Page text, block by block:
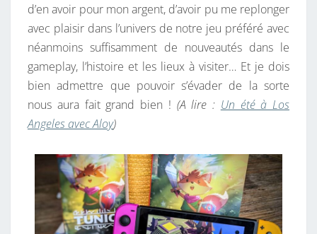
d’en avoir pour mon argent, d’avoir pu me replonger
avec plaisir dans l’univers de notre jeu préféré avec
néanmoins suffisamment de nouveautés dans le
gameplay, l’histoire et les lieux à visiter… Et je dois
bien admettre que pouvoir s’évader de la sorte
nous aura fait grand bien ! (A lire : Un été à Los
Angeles avec Aloy)